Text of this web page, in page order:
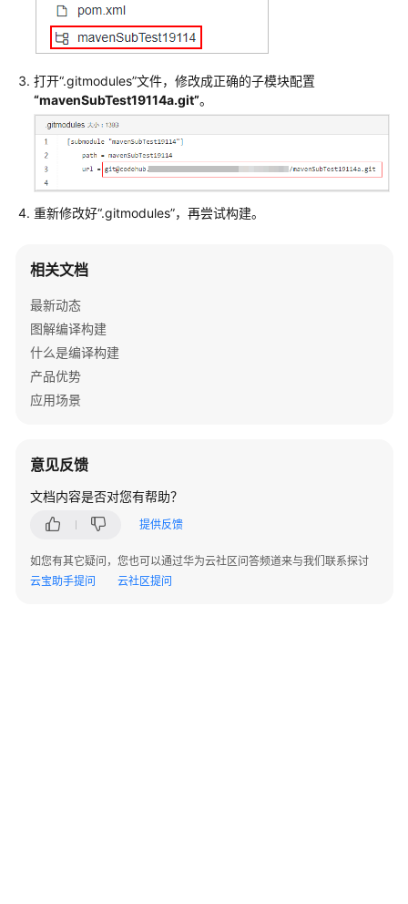
通
用
构
建
Maven
Android
构
建
Gradle
构
Msbuild
建
构
建
打开“.gitmodules”文件，修改成正确的子模块配置
“mavenSubTest19114a.git”。
重新修改好“.gitmodules”，再尝试构建。
相关文档
最新动态
图解编译构建
什么是编译构建
产品优势
应用场景
意见反馈
文档内容是否对您有帮助？
提供反馈
如您有其它疑问，您也可以通过华为云社区问答频道来与我们联系探讨
云宝助手提问
云社区提问